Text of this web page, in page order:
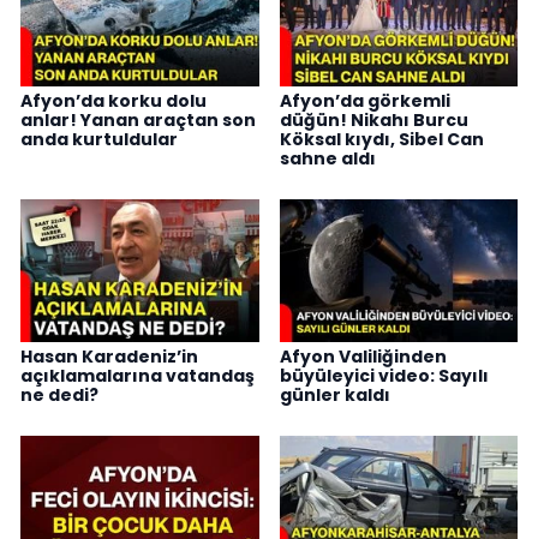
Afyon’da korku dolu
anlar! Yanan araçtan son
anda kurtuldular
Afyon’da görkemli
düğün! Nikahı Burcu
Köksal kıydı, Sibel Can
sahne aldı
Hasan Karadeniz’in
açıklamalarına vatandaş
ne dedi?
Afyon Valiliğinden
büyüleyici video: Sayılı
günler kaldı